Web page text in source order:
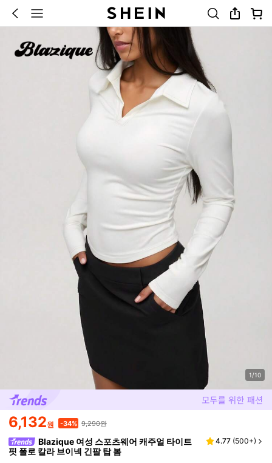
1/10
6,132원 -34% 9,290원
Blazique 여성 스포츠웨어 캐주얼 타이트
핏 폴로 칼라 브이넥 긴팔 탑 봄
4.77 (500+)